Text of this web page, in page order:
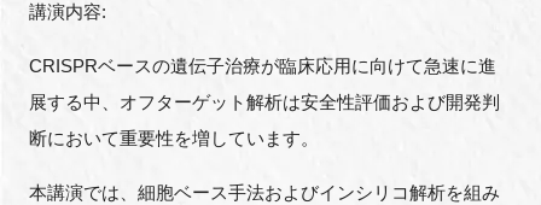
講演内容:
CRISPRベースの遺伝子治療が臨床応用に向けて急速に進
展する中、オフターゲット解析は安全性評価および開発判
断において重要性を増しています。
本講演では、細胞ベース手法およびインシリコ解析を組み